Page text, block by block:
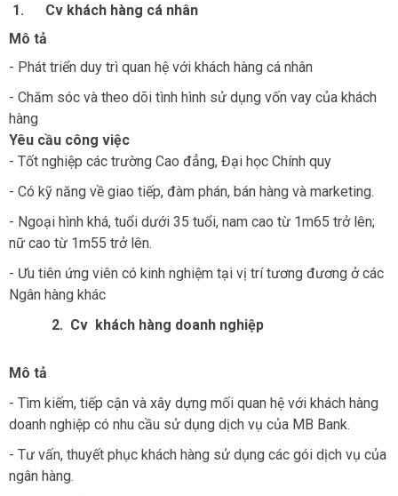
Cv khách hàng cá nhân
Mô tả
- Phát triển duy trì quan hệ với khách hàng cá nhân
- Chăm sóc và theo dõi tình hình sử dụng vốn vay của khách
hàng
Yêu cầu công việc
- Tốt nghiệp các trường Cao đẳng, Đại học Chính quy
- Có kỹ năng về giao tiếp, đàm phán, bán hàng và marketing.
- Ngoại hình khá, tuổi dưới 35 tuổi, nam cao từ 1m65 trở lên;
nữ cao từ 1m55 trở lên.
- Ưu tiên ứng viên có kinh nghiệm tại vị trí tương đương ở các
Ngân hàng khác
2. Cv khách hàng doanh nghiệp
Mô tả
- Tìm kiếm, tiếp cận và xây dựng mối quan hệ với khách hàng
doanh nghiệp có nhu cầu sử dụng dịch vụ của MB Bank.
- Tư vấn, thuyết phục khách hàng sử dụng các gói dịch vụ của
ngân hàng.